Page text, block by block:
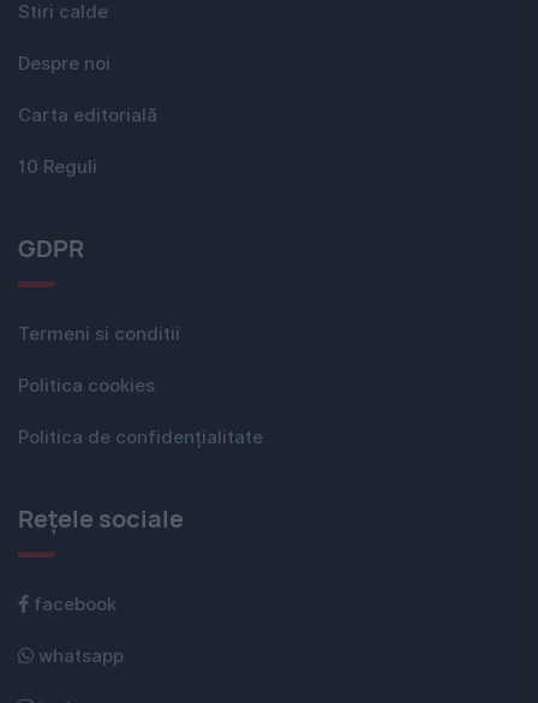
Stiri calde
Despre noi
Carta editorială
10 Reguli
GDPR
Termeni si conditii
Politica cookies
Politica de confidențialitate
Rețele sociale
facebook
whatsapp